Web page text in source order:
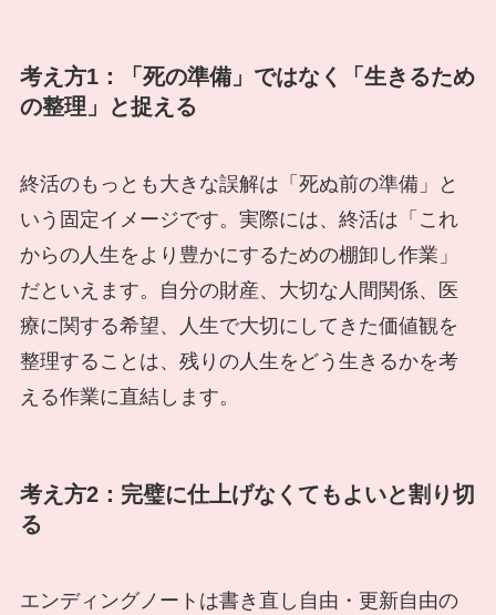
考え方1：「死の準備」ではなく「生きるため
の整理」と捉える
終活のもっとも大きな誤解は「死ぬ前の準備」と
いう固定イメージです。実際には、終活は「これ
からの人生をより豊かにするための棚卸し作業」
だといえます。自分の財産、大切な人間関係、医
療に関する希望、人生で大切にしてきた価値観を
整理することは、残りの人生をどう生きるかを考
える作業に直結します。
考え方2：完璧に仕上げなくてもよいと割り切
る
エンディングノートは書き直し自由・更新自由の